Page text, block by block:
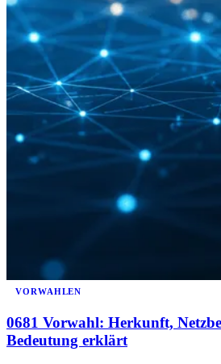
VORWAHLEN
0681 Vorwahl: Herkunft,
Bedeutung erklärt